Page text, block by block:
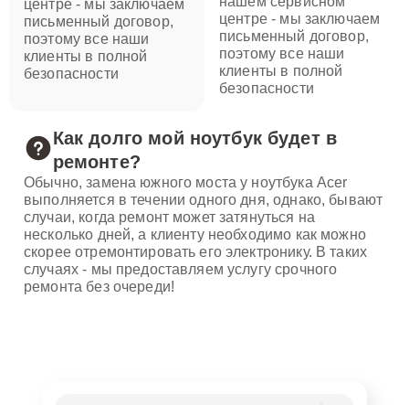
центре - мы заключаем
письменный договор,
поэтому все наши
клиенты в полной
безопасности
центре - мы заключаем
письменный договор,
поэтому все наши
клиенты в полной
безопасности
Как долго мой ноутбук будет в
ремонте?
Обычно, замена южного моста у ноутбука Acer
выполняется в течении одного дня, однако, бывают
случаи, когда ремонт может затянуться на
несколько дней, а клиенту необходимо как можно
скорее отремонтировать его электронику. В таких
случаях - мы предоставляем услугу срочного
ремонта без очереди!